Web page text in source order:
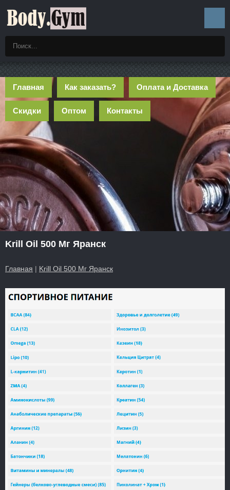
Главная Как заказать? Оплата и Доставка
Скидки Оптом Контакты
Krill Oil 500 Мг Яранск
Главная | Krill Oil 500 Мг Яранск